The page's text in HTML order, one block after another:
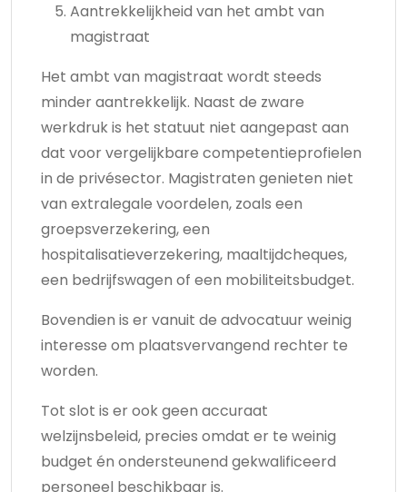
Aantrekkelijkheid van het ambt van
magistraat
Het ambt van magistraat wordt steeds
minder aantrekkelijk. Naast de zware
werkdruk is het statuut niet aangepast aan
dat voor vergelijkbare competentieprofielen
in de privésector. Magistraten genieten niet
van extralegale voordelen, zoals een
groepsverzekering, een
hospitalisatieverzekering, maaltijdcheques,
een bedrijfswagen of een mobiliteitsbudget.
Bovendien is er vanuit de advocatuur weinig
interesse om plaatsvervangend rechter te
worden.
Tot slot is er ook geen accuraat
welzijnsbeleid, precies omdat er te weinig
budget én ondersteunend gekwalificeerd
personeel beschikbaar is.